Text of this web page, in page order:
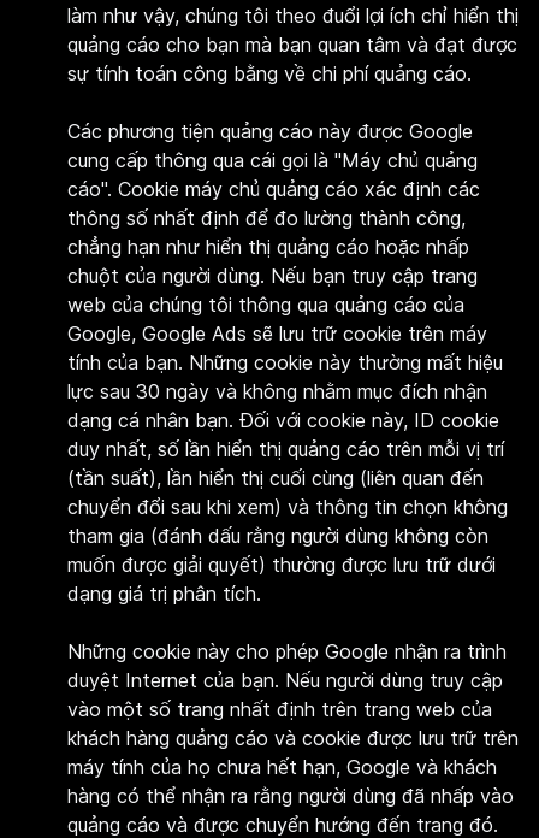
làm như vậy, chúng tôi theo đuổi lợi ích chỉ hiển thị
quảng cáo cho bạn mà bạn quan tâm và đạt được
sự tính toán công bằng về chi phí quảng cáo.
Các phương tiện quảng cáo này được Google
cung cấp thông qua cái gọi là "Máy chủ quảng
cáo". Cookie máy chủ quảng cáo xác định các
thông số nhất định để đo lường thành công,
chẳng hạn như hiển thị quảng cáo hoặc nhấp
chuột của người dùng. Nếu bạn truy cập trang
web của chúng tôi thông qua quảng cáo của
Google, Google Ads sẽ lưu trữ cookie trên máy
tính của bạn. Những cookie này thường mất hiệu
lực sau 30 ngày và không nhằm mục đích nhận
dạng cá nhân bạn. Đối với cookie này, ID cookie
duy nhất, số lần hiển thị quảng cáo trên mỗi vị trí
(tần suất), lần hiển thị cuối cùng (liên quan đến
chuyển đổi sau khi xem) và thông tin chọn không
tham gia (đánh dấu rằng người dùng không còn
muốn được giải quyết) thường được lưu trữ dưới
dạng giá trị phân tích.
Những cookie này cho phép Google nhận ra trình
duyệt Internet của bạn. Nếu người dùng truy cập
vào một số trang nhất định trên trang web của
khách hàng quảng cáo và cookie được lưu trữ trên
máy tính của họ chưa hết hạn, Google và khách
hàng có thể nhận ra rằng người dùng đã nhấp vào
quảng cáo và được chuyển hướng đến trang đó.